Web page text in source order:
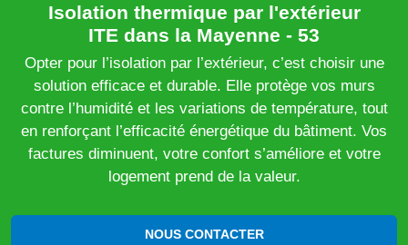
Isolation thermique par l'extérieur
ITE dans la Mayenne - 53
Opter pour l’isolation par l’extérieur, c’est choisir une
solution efficace et durable. Elle protège vos murs
contre l’humidité et les variations de température, tout
en renforçant l’efficacité énergétique du bâtiment. Vos
factures diminuent, votre confort s’améliore et votre
logement prend de la valeur.
NOUS CONTACTER